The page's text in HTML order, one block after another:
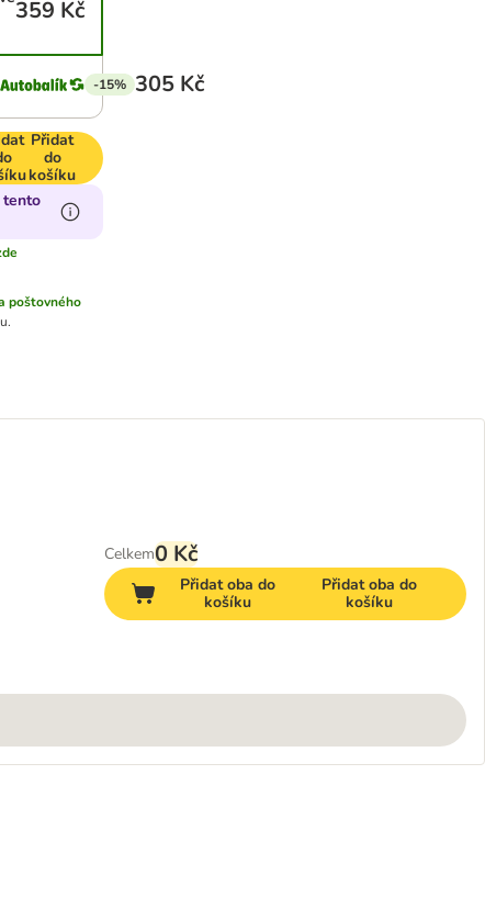
359 Kč
-15% 305 Kč
Přidat
do
košíku
tento
poštovného
Celkem0 Kč
Přidat oba do
košíku
Přidat oba do
košíku